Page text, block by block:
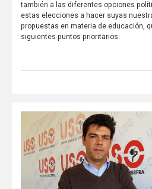
también a las diferentes opciones
estas elecciones a hacer suyas
propuestas en materia de educación,
siguientes puntos prioritarios: